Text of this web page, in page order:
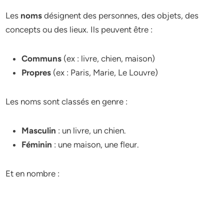
Les noms désignent des personnes, des objets, des
concepts ou des lieux. Ils peuvent être :
Communs (ex : livre, chien, maison)
Propres (ex : Paris, Marie, Le Louvre)
Les noms sont classés en genre :
Masculin : un livre, un chien.
Féminin : une maison, une fleur.
Et en nombre :